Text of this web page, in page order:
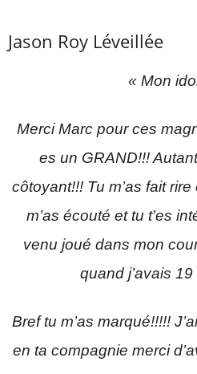
Jason Roy Léveillée
« Mon
Merci Marc pour ces
es un GRAND!!!
côtoyant!!! Tu m’as fait
m’as écouté et tu t’es
venu joué dans mon
quand j’avais
Bref tu m’as marqué!!!!!
en ta compagnie merci